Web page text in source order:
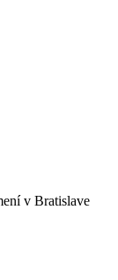
v Bratislave